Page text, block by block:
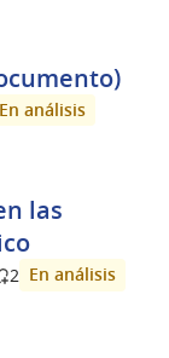
En análisis
las
2 En análisis